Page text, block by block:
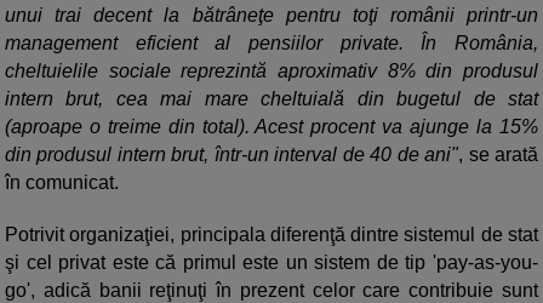
unui trai decent la bătrâneţe pentru toţi românii printr-un
management eficient al pensiilor private. În România,
cheltuielile sociale reprezintă aproximativ 8% din produsul
intern brut, cea mai mare cheltuială din bugetul de stat
(aproape o treime din total). Acest procent va ajunge la 15%
din produsul intern brut, într-un interval de 40 de ani", se arată
în comunicat.
Potrivit organizaţiei, principala diferenţă dintre sistemul de stat
şi cel privat este că primul este un sistem de tip 'pay-as-you-
go', adică banii reţinuţi în prezent celor care contribuie sunt